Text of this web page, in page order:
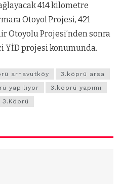
414 kilometre
Otoyol Projesi, 421
Projesi’nden sonra
YİD projesi konumunda.
arnavutköy
3.köprü arsa
yapılıyor
3.köprü yapımı